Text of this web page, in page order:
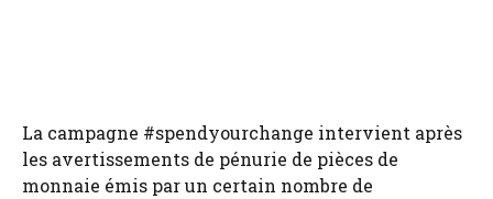
La campagne #spendyourchange intervient après
les avertissements de pénurie de pièces de
monnaie émis par un certain nombre de